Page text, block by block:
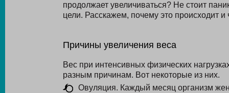
продолжает увеличиваться? Не стоит
цели. Расскажем, почему это происходит
Причины увеличения веса
Вес при интенсивных физических
разным причинам. Вот некоторые из них.
Овуляция. Каждый месяц организм